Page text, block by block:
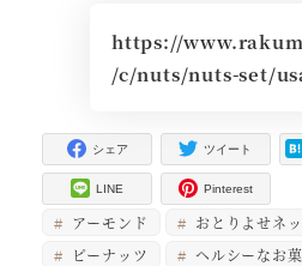
https://
/c/nuts/nuts-set/
シェア ツイート
LINE Pinterest
アーモンド おとりよせネ
ピーナッツ
ヘルシーなお